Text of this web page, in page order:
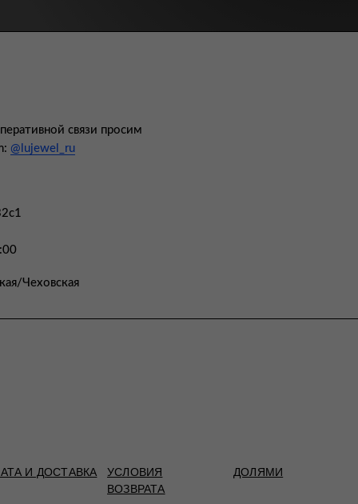
связи просим
@lujewel_ru
Чеховская
И ДОСТАВКА
УСЛОВИЯ
ВОЗВРАТА
ДОЛЯМИ